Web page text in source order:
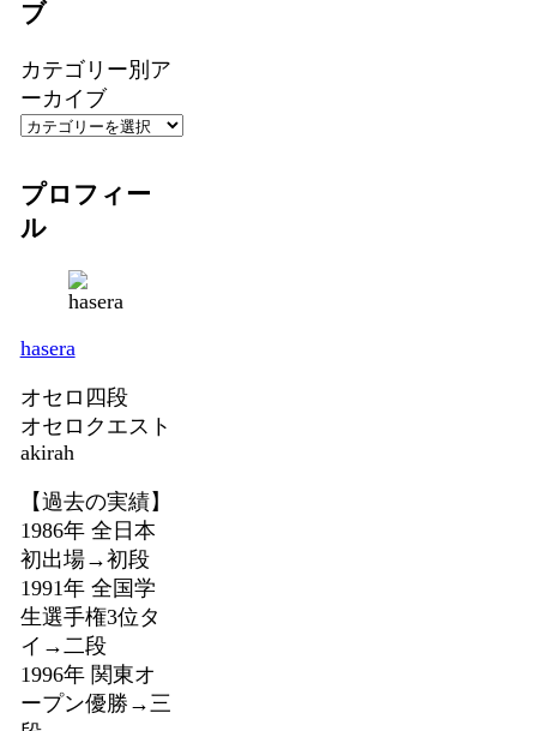
ブ
カテゴリー別ア
ーカイブ
プロフィー
ル
hasera
オセロ四段
オセロクエスト
akirah
【過去の実績】
1986年 全日本
初出場→初段
1991年 全国学
生選手権3位タ
イ→二段
1996年 関東オ
ープン優勝→三